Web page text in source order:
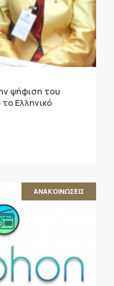
ψήφιση του
Ελληνικό
ΑΝΑΚΟΙΝΩΣΕΙΣ